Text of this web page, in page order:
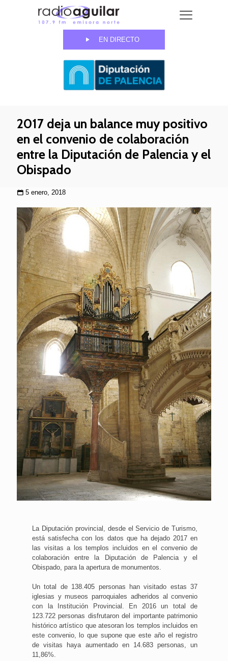
EN DIRECTO
2017 deja un balance muy positivo
en el convenio de colaboración
entre la Diputación de Palencia y el
Obispado
5 enero, 2018
La Diputación provincial, desde el Servicio de Turismo,
está satisfecha con los datos que ha dejado 2017 en
las visitas a los templos incluidos en el convenio de
colaboración entre la Diputación de Palencia y el
Obispado, para la apertura de monumentos.
Un total de 138.405 personas han visitado estas 37
iglesias y museos parroquiales adheridos al convenio
con la Institución Provincial. En 2016 un total de
123.722 personas disfrutaron del importante patrimonio
histórico artístico que atesoran los templos incluidos en
este convenio, lo que supone que este año el registro
de visitas haya aumentado en 14.683 personas, un
11,86%.